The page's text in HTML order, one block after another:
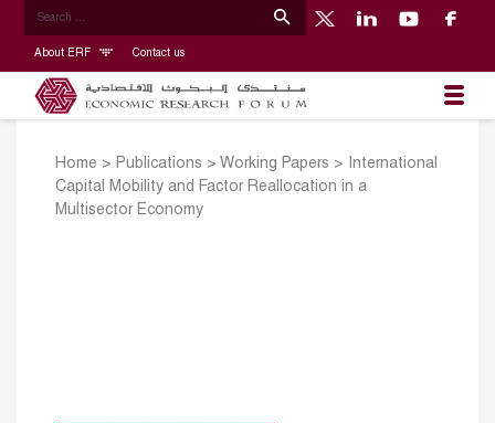
About ERF Contact us
Home > Publications > Working Papers >
International
Capital Mobility and Factor Reallocation in a
Multisector Economy